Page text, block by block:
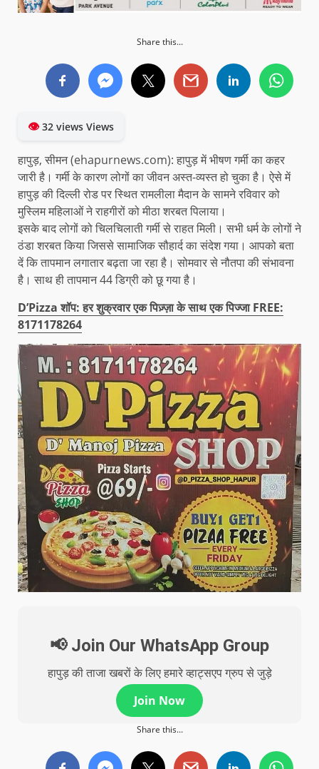
Share this...
👁32 views Views
हापुड़, सीमन (ehapurnews.com): हापुड़ में भीषण गर्मी का कहर
जारी है। गर्मी के कारण लोगों का जीवन अस्त-व्यस्त हो चुका है। ऐसे में
हापुड़ की दिल्ली रोड पर स्थित रामलीला मैदान के सामने रविवार को
मुस्लिम महिलाओं ने राहगीरों को मीठा शरबत पिलाया।
इसके बाद लोगों को चिलचिलाती गर्मी से राहत मिली। सभी धर्म के लोगों ने
ठंडा शरबत किया जिससे सामाजिक सौहार्द का संदेश गया। आपको बता
दें कि तापमान लगातार बढ़ता जा रहा है। सोमवार से नौतपा की संभावना
है। साथ ही तापमान 44 डिग्री को छू गया है।
D’Pizza शॉप: हर शुक्रवार एक पिज़्ज़ा के साथ एक पिज्जा FREE:
8171178264
📢 Join Our WhatsApp Group
हापुड़ की ताजा खबरों के लिए हमारे व्हाट्सएप ग्रुप से जुड़े
Join Now
Share this...